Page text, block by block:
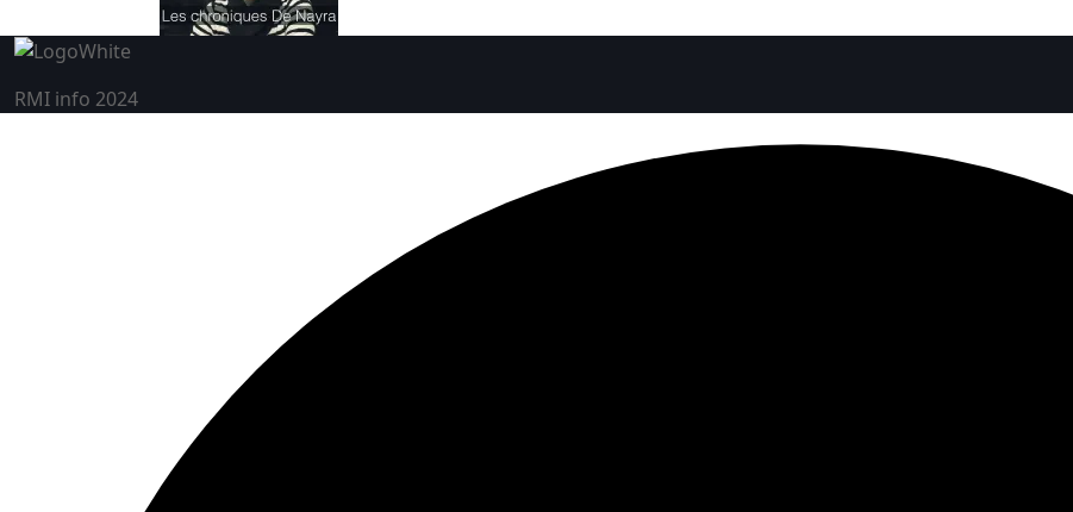
RMI info 2024